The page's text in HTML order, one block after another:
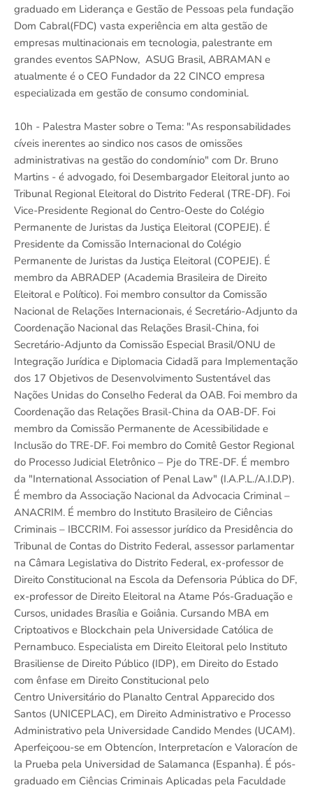
graduado em Liderança e Gestão de Pessoas pela fundação
Dom Cabral(FDC) vasta experiência em alta gestão de
empresas multinacionais em tecnologia, palestrante em
grandes eventos SAPNow, ASUG Brasil, ABRAMAN e
atualmente é o CEO Fundador da 22 CINCO empresa
especializada em gestão de consumo condominial.
10h - Palestra Master sobre o Tema: "As responsabilidades
cíveis inerentes ao sindico nos casos de omissões
administrativas na gestão do condomínio" com Dr. Bruno
Martins - é advogado, foi Desembargador Eleitoral junto ao
Tribunal Regional Eleitoral do Distrito Federal (TRE-DF). Foi
Vice-Presidente Regional do Centro-Oeste do Colégio
Permanente de Juristas da Justiça Eleitoral (COPEJE). É
Presidente da Comissão Internacional do Colégio
Permanente de Juristas da Justiça Eleitoral (COPEJE). É
membro da ABRADEP (Academia Brasileira de Direito
Eleitoral e Político). Foi membro consultor da Comissão
Nacional de Relações Internacionais, é Secretário-Adjunto da
Coordenação Nacional das Relações Brasil-China, foi
Secretário-Adjunto da Comissão Especial Brasil/ONU de
Integração Jurídica e Diplomacia Cidadã para Implementação
dos 17 Objetivos de Desenvolvimento Sustentável das
Nações Unidas do Conselho Federal da OAB. Foi membro da
Coordenação das Relações Brasil-China da OAB-DF. Foi
membro da Comissão Permanente de Acessibilidade e
Inclusão do TRE-DF. Foi membro do Comitê Gestor Regional
do Processo Judicial Eletrônico – Pje do TRE-DF. É membro
da "International Association of Penal Law" (I.A.P.L./A.I.D.P).
É membro da Associação Nacional da Advocacia Criminal –
ANACRIM. É membro do Instituto Brasileiro de Ciências
Criminais – IBCCRIM. Foi assessor jurídico da Presidência do
Tribunal de Contas do Distrito Federal, assessor parlamentar
na Câmara Legislativa do Distrito Federal, ex-professor de
Direito Constitucional na Escola da Defensoria Pública do DF,
ex-professor de Direito Eleitoral na Atame Pós-Graduação e
Cursos, unidades Brasília e Goiânia. Cursando MBA em
Criptoativos e Blockchain pela Universidade Católica de
Pernambuco. Especialista em Direito Eleitoral pelo Instituto
Brasiliense de Direito Público (IDP), em Direito do Estado
com ênfase em Direito Constitucional pelo
Centro Universitário do Planalto Central Apparecido dos
Santos (UNICEPLAC), em Direito Administrativo e Processo
Administrativo pela Universidade Candido Mendes (UCAM).
Aperfeiçoou-se em Obtencíon, Interpretacíon e Valoracíon de
la Prueba pela Universidad de Salamanca (Espanha). É pós-
graduado em Ciências Criminais Aplicadas pela Faculdade